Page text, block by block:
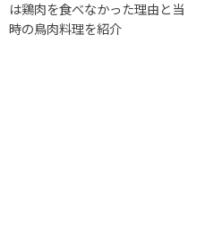
は鶏肉を食べなかった理由と当
時の鳥肉料理を紹介